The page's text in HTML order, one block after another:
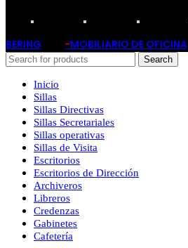
BERING -MOBILIARIO DE OFICINA
Search
Inicio
Sillas
Sillas Directivas
Sillas Secretariales
Sillas operativas
Sillas de Visita
Escritorios
Escritorios de Dirección
Archiveros
Libreros
Credenzas
Gabinetes
Cafetería